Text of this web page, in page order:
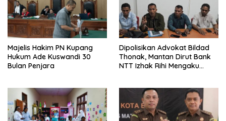
Majelis Hakim PN Kupang
Hukum Ade Kuswandi 30
Bulan Penjara
Dipolisikan Advokat Bildad
Thonak, Mantan Dirut Bank
NTT Izhak Rihi Mengaku